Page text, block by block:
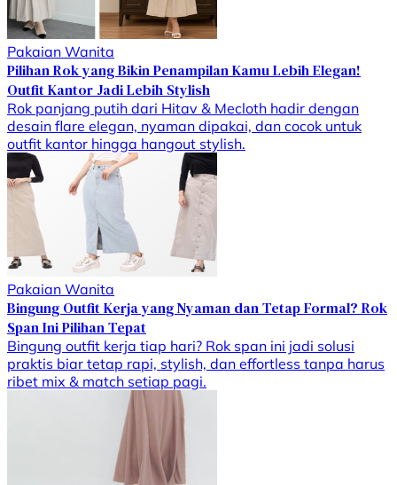
Pakaian Wanita
Pilihan Rok yang Bikin Penampilan Kamu Lebih Elegan!
Outfit Kantor Jadi Lebih Stylish
Rok panjang putih dari Hitav & Mecloth hadir dengan
desain flare elegan, nyaman dipakai, dan cocok untuk
outfit kantor hingga hangout stylish.
Pakaian Wanita
Bingung Outfit Kerja yang Nyaman dan Tetap Formal? Rok
Span Ini Pilihan Tepat
Bingung outfit kerja tiap hari? Rok span ini jadi solusi
praktis biar tetap rapi, stylish, dan effortless tanpa harus
ribet mix & match setiap pagi.